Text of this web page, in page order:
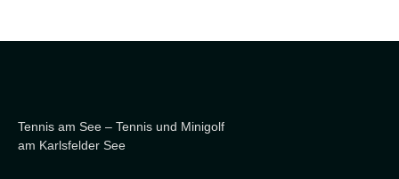
Tennis am See – Tennis und Minigolf
am Karlsfelder See